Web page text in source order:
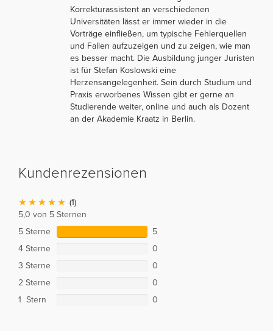
Korrekturassistent an verschiedenen
Universitäten lässt er immer wieder in die
Vorträge einfließen, um typische Fehlerquellen
und Fallen aufzuzeigen und zu zeigen, wie man
es besser macht. Die Ausbildung junger Juristen
ist für Stefan Koslowski eine
Herzensangelegenheit. Sein durch Studium und
Praxis erworbenes Wissen gibt er gerne an
Studierende weiter, online und auch als Dozent
an der Akademie Kraatz in Berlin.
Kundenrezensionen
(1)
5,0 von 5 Sternen
5 Sterne
5
4 Sterne
0
3 Sterne
0
2 Sterne
0
1 Stern
0